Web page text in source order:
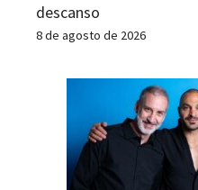
descanso
8 de agosto de 2026